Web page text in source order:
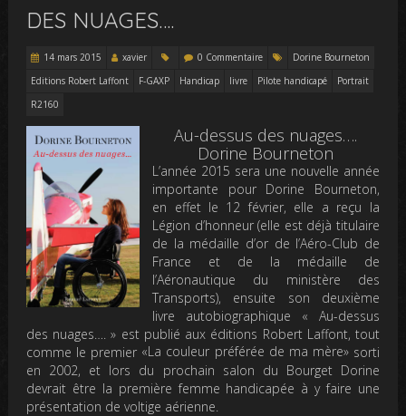
DES NUAGES….
14 mars 2015 xavier 0 Commentaire
Dorine Bourneton
Editions Robert Laffont
F-GAXP Handicap livre Pilote handicapé
Portrait
R2160
Au-dessus des nuages….
Dorine Bourneton
L’année 2015 sera une nouvelle année
importante pour Dorine Bourneton,
en effet le 12 février, elle a reçu la
Légion d’honneur (elle est déjà titulaire
de la médaille d’or de l’Aéro-Club de
France et de la médaille de
l’Aéronautique du ministère des
Transports), ensuite son deuxième
livre autobiographique « Au-dessus
des nuages…. » est publié aux éditions Robert Laffont, tout
comme le premier «La couleur préférée de ma mère» sorti
en 2002, et lors du prochain salon du Bourget Dorine
devrait être la première femme handicapée ày faire une
présentation de voltige aérienne.